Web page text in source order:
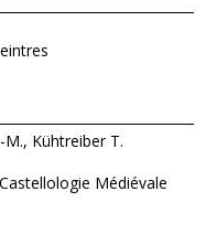
M., Kühtreiber T.
Médiévale